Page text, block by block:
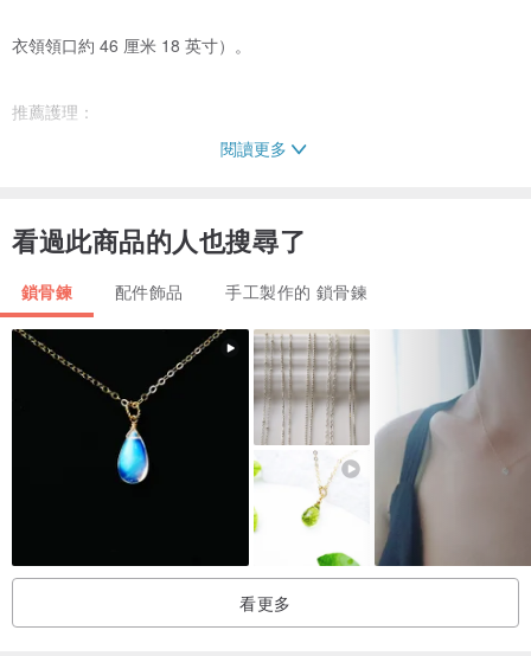
衣領領口約 46 厘米 18 英寸）。
推薦護理：
準備發貨。
實際顏色可能與其在顯示器上的外觀略有不同，因為這取決於您的顯
示器設置。
感謝您的關注！如果您有任何疑問，請隨時與我聯繫。
我很樂意提供幫助。
閱讀更多
看過此商品的人也搜尋了
鎖骨鍊 配件飾品 手工製作的 鎖骨鍊
看更多